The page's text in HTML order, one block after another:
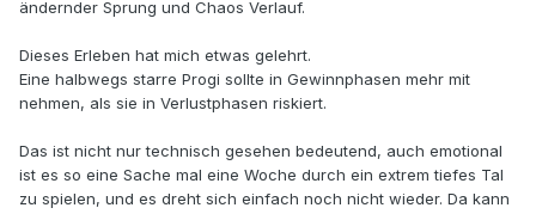
ändernder Sprung und Chaos Verlauf.
Dieses Erleben hat mich etwas gelehrt.
Eine halbwegs starre Progi sollte in Gewinnphasen mehr mit
nehmen, als sie in Verlustphasen riskiert.
Das ist nicht nur technisch gesehen bedeutend, auch emotional
ist es so eine Sache mal eine Woche durch ein extrem tiefes Tal
zu spielen, und es dreht sich einfach noch nicht wieder. Da kann